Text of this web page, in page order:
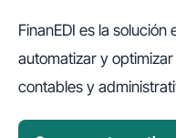
FinanEDI es la
automatizar y
contables y